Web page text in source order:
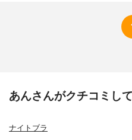
あんさんがクチコミし
ナイトブラ